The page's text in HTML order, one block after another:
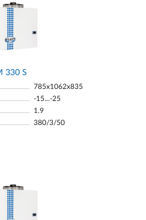
330 S
785x1062x835
-15...-25
1.9
380/3/50